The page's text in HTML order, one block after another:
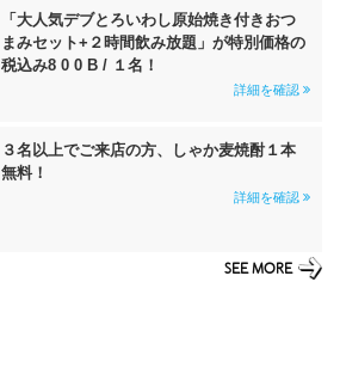
「大人気デブとろいわし原始焼き付きおつ
まみセット+２時間飲み放題」が特別価格の
税込み8 0 0 B / １名！
詳細を確認
３名以上でご来店の方、しゃか麦焼酎１本
無料！
詳細を確認
SEE MORE